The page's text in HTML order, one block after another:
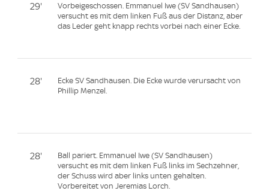
29'
Vorbeigeschossen. Emmanuel Iwe (SV Sandhausen)
versucht es mit dem linken Fuß aus der Distanz, aber
das Leder geht knapp rechts vorbei nach einer Ecke.
28'
Ecke SV Sandhausen. Die Ecke wurde verursacht von
Phillip Menzel.
28'
Ball pariert. Emmanuel Iwe (SV Sandhausen)
versucht es mit dem linken Fuß links im Sechzehner,
der Schuss wird aber links unten gehalten.
Vorbereitet von Jeremias Lorch.